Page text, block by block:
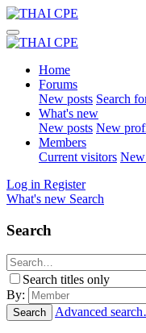
Home
Forums
New posts Search
What's new
New posts New
Members
Current visitors
Log in Register
What's new Search
Search
Search titles only
By:
Search Advanced